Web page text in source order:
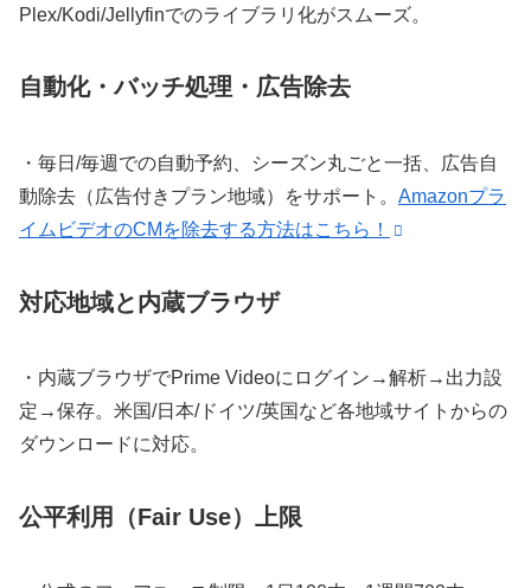
Plex/Kodi/Jellyfinでのライブラリ化がスムーズ。
自動化・バッチ処理・広告除去
・ 毎日/毎週での自動予約 シーズン丸ごと一括
広告自
動除去 （広告付きプラン地域）をサポート。 Amazonプラ
イムビデオのCMを除去する方法はこちら！
対応地域と内蔵ブラウザ
・ 内蔵ブラウザでPrime Videoにログイン→解析→出力設
定→保存。 米国/日本/ドイツ/英国 など各地域サイトからの
ダウンロードに対応。
公平利用（Fair Use）上限